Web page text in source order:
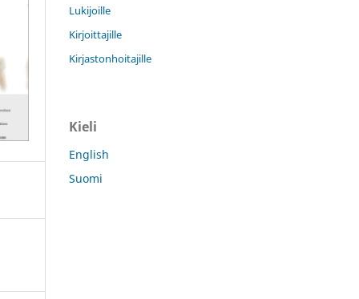
Lukijoille
Kirjoittajille
Kirjastonhoitajille
Kieli
English
Suomi